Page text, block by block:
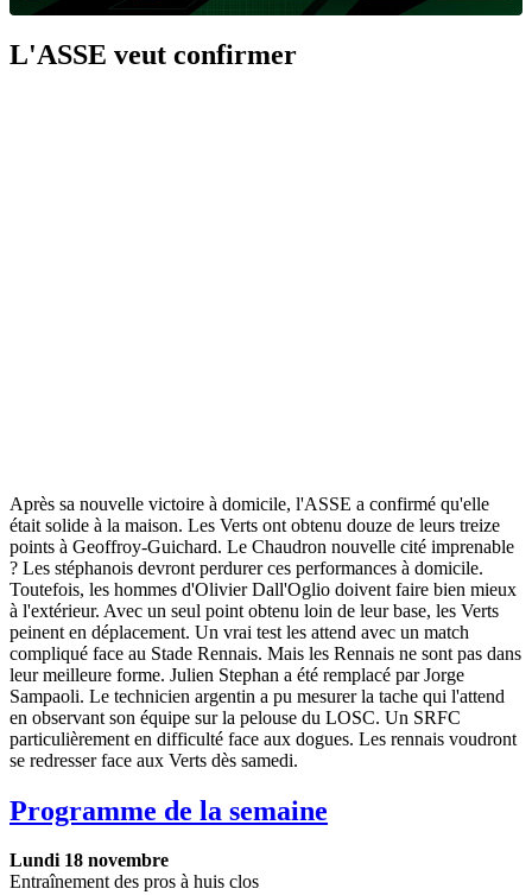
L'ASSE veut confirmer
Après sa nouvelle victoire à domicile, l'ASSE a confirmé qu'elle
était solide à la maison. Les Verts ont obtenu douze de leurs treize
points à Geoffroy-Guichard. Le Chaudron nouvelle cité imprenable
? Les stéphanois devront perdurer ces performances à domicile.
Toutefois, les hommes d'Olivier Dall'Oglio doivent faire bien mieux
à l'extérieur. Avec un seul point obtenu loin de leur base, les Verts
peinent en déplacement. Un vrai test les attend avec un match
compliqué face au Stade Rennais. Mais les Rennais ne sont pas dans
leur meilleure forme. Julien Stephan a été remplacé par Jorge
Sampaoli. Le technicien argentin a pu mesurer la tache qui l'attend
en observant son équipe sur la pelouse du LOSC. Un SRFC
particulièrement en difficulté face aux dogues. Les rennais voudront
se redresser face aux Verts dès samedi.
Programme de la semaine
Lundi 18 novembre
Entraînement des pros à huis clos